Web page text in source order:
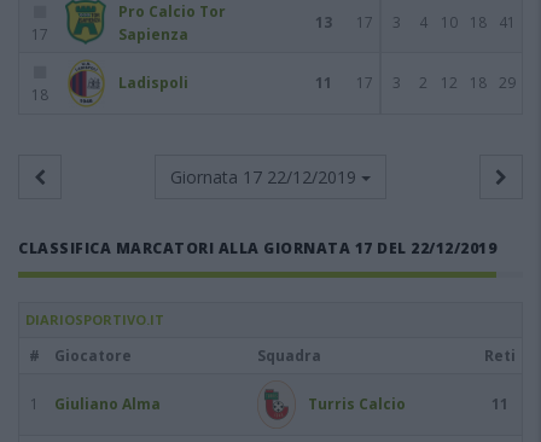
17
Pro Calcio Tor
Sapienza
13 17 3 4 10 18 41
18
Ladispoli 11 17 3 2 12 18 29
Giornata 17 22/12/2019
CLASSIFICA MARCATORI ALLA GIORNATA 17 DEL 22/12/2019
DIARIOSPORTIVO.IT
# Giocatore Squadra Reti
1 Giuliano Alma Turris Calcio 11